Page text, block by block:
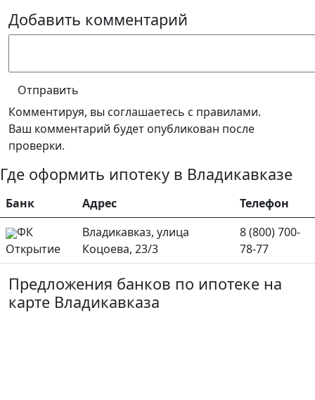
Добавить комментарий
Отправить
Комментируя, вы соглашаетесь c правилами.
Ваш комментарий будет опубликован после
проверки.
Где оформить ипотеку в Владикавказе
Банк Адрес
Телефон
ФК
Открытие
Владикавказ, улица
Коцоева, 23/3
8 (800) 700-
78-77
Предложения банков по ипотеке на
карте Владикавказа